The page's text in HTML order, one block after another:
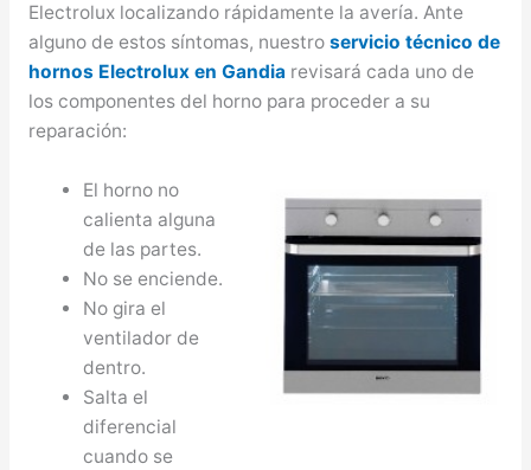
Electrolux localizando rápidamente la avería. Ante
alguno de estos síntomas, nuestro servicio técnico de
hornos Electrolux en Gandiarevisará cada uno de
los componentes del horno para proceder a su
reparación:
El horno no
calienta alguna
de las partes.
No se enciende.
No gira el
ventilador de
dentro.
Salta el
diferencial
cuando se